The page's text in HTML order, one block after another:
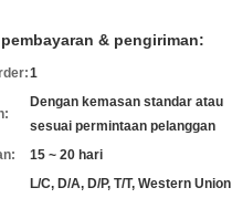
& pengiriman:
1
Dengan kemasan standar atau
sesuai permintaan pelanggan
15 ~ 20 hari
L/C, D/A, D/P, T/T, Western Union